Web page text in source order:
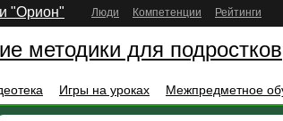
"Орион" Люди Компетенции Рейтинги
методики для подростков
Игры на уроках Межпредметное